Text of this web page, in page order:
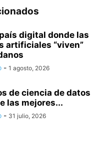
digital donde las
artificiales “viven”
- 1 agosto, 2026
de ciencia de datos
las mejores...
- 31 julio, 2026